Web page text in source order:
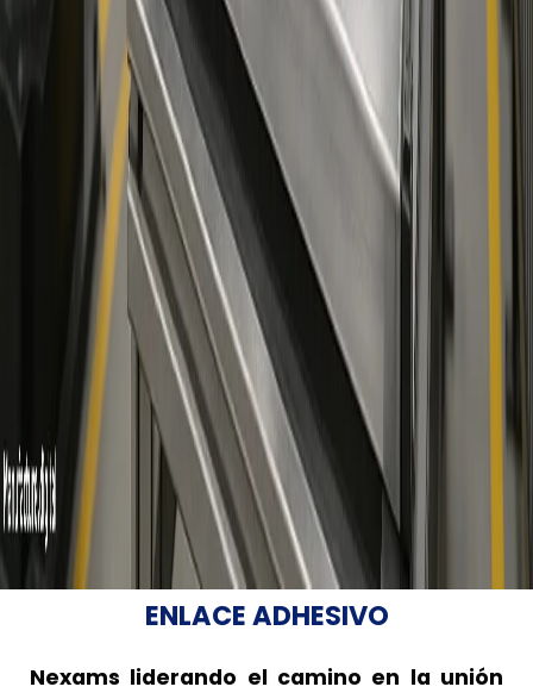
ENLACE ADHESIVO
Nexams liderando el camino en la unión